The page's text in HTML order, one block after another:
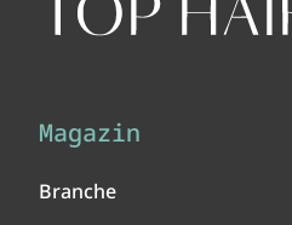
Magazin
Branche